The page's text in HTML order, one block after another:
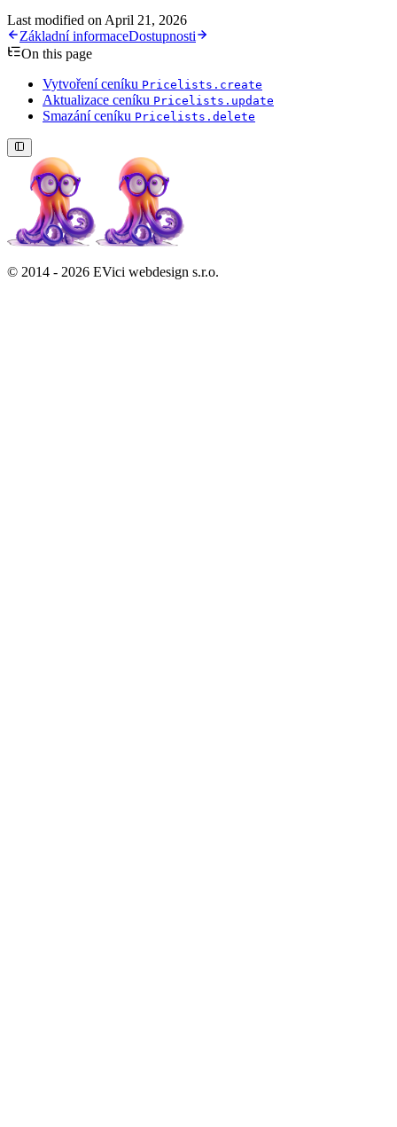
Last modified on April 21, 2026
Základní informaceDostupnosti
On this page
Vytvoření ceníku Pricelists.create
Aktualizace ceníku Pricelists.update
Smazání ceníku Pricelists.delete
© 2014 - 2026 EVici webdesign s.r.o.